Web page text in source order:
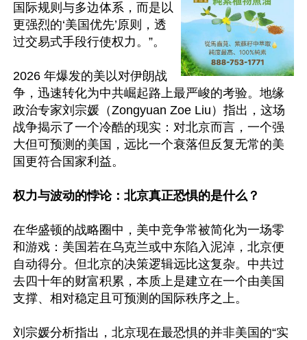
国际规则与多边体系，而是以
更强烈的‘美国优先’原则，透
过交易式手段行使权力。”。
2026 年爆发的美以对伊朗战
争，迅速转化为中共崛起路上最严峻的考验。地缘
政治专家刘宗媛（Zongyuan Zoe Liu）指出，这场
战争揭示了一个冷酷的现实：对北京而言，一个强
大但可预测的美国，远比一个衰落但反复无常的美
国更符合国家利益。
权力与波动的悖论：北京真正恐惧的是什么？
在华盛顿的战略圈中，美中竞争常被简化为一场零
和游戏：美国若在乌克兰或中东陷入泥淖，北京便
自动得分。但北京的决策逻辑远比这复杂。中共过
去四十年的财富积累，本质上是建立在一个由美国
支撑、相对稳定且可预测的国际秩序之上。
刘宗媛分析指出，北京现在最恐惧的并非美国的“实